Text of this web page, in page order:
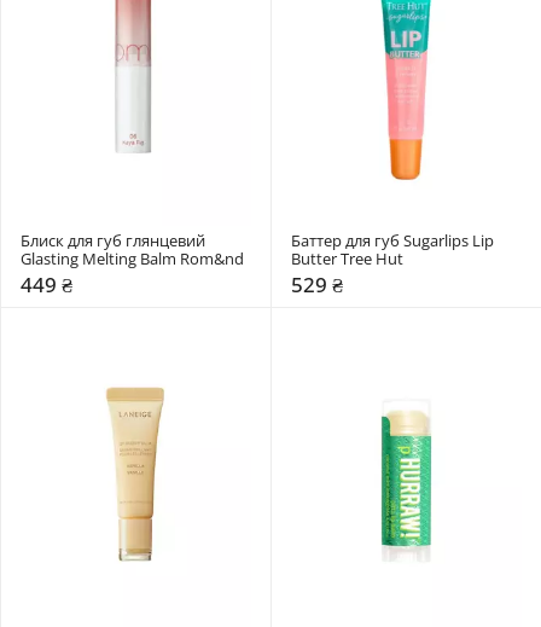
Блиск для губ глянцевий
449 ₴
Баттер для губ Sugarlips Lip
Butter Tree Hut
529 ₴